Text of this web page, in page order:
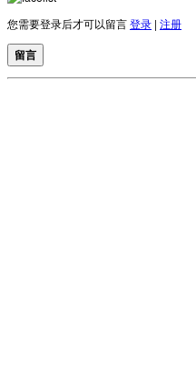
您需要登录后才可以留言登录 | 注册
留言